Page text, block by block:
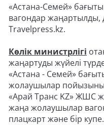
«Астана-Семей»
вагондар жаңартылды,
Travelpress.kz.
Көлік министрлігі
жаңартуды жүйелі
«Астана - Семей»
жолаушылар
«Арай Транс KZ» ЖШС
жаңа жолаушылар
плацкарт және бір купе.